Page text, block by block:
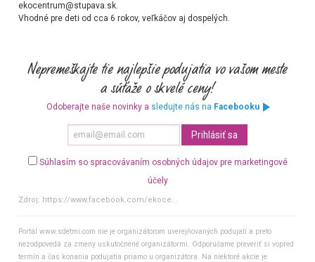
ekocentrum@stupava.sk.
Vhodné pre deti od cca 6 rokov, veľkáčov aj dospelých.
Odoberajte naše novinky a sledujte nás na Facebooku
Súhlasím so spracovávaním osobných údajov pre marketingové
účely
Zdroj: https://www.facebook.com/ekoce...
Portál www.sdetmi.com nie je organizátorom uverejňovaných podujatí a preto
nezodpovedá za zmeny uskutočnené organizátormi. Odporúčame preveriť si vopred
termín a čas konania podujatia priamo u organizátora. Na niektoré akcie je